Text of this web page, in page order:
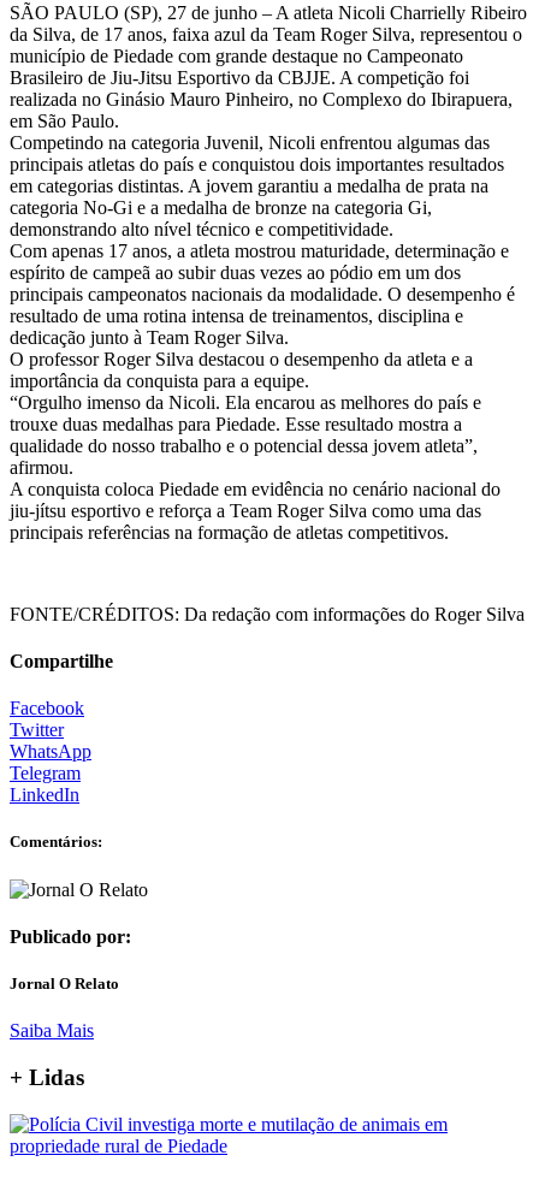
SÃO PAULO (SP), 27 de junho – A atleta Nicoli Charrielly Ribeiro
da Silva, de 17 anos, faixa azul da Team Roger Silva, representou o
município de Piedade com grande destaque no Campeonato
Brasileiro de Jiu-Jitsu Esportivo da CBJJE. A competição foi
realizada no Ginásio Mauro Pinheiro, no Complexo do Ibirapuera,
em São Paulo.
Competindo na categoria Juvenil, Nicoli enfrentou algumas das
principais atletas do país e conquistou dois importantes resultados
em categorias distintas. A jovem garantiu a medalha de prata na
categoria No-Gi e a medalha de bronze na categoria Gi,
demonstrando alto nível técnico e competitividade.
Com apenas 17 anos, a atleta mostrou maturidade, determinação e
espírito de campeã ao subir duas vezes ao pódio em um dos
principais campeonatos nacionais da modalidade. O desempenho é
resultado de uma rotina intensa de treinamentos, disciplina e
dedicação junto à Team Roger Silva.
O professor Roger Silva destacou o desempenho da atleta e a
importância da conquista para a equipe.
“Orgulho imenso da Nicoli. Ela encarou as melhores do país e
trouxe duas medalhas para Piedade. Esse resultado mostra a
qualidade do nosso trabalho e o potencial dessa jovem atleta”,
afirmou.
A conquista coloca Piedade em evidência no cenário nacional do
jiu-jítsu esportivo e reforça a Team Roger Silva como uma das
principais referências na formação de atletas competitivos.
FONTE/CRÉDITOS: Da redação com informações do Roger Silva
Compartilhe
Facebook
Twitter
WhatsApp
Telegram
LinkedIn
Comentários:
Publicado por:
Jornal O Relato
Saiba Mais
+ Lidas